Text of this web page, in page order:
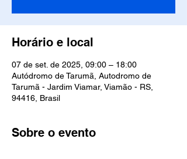
Horário e local
07 de set. de 2025, 09:00 – 18:00
Autódromo de Tarumã, Autodromo de
Tarumã - Jardim Viamar, Viamão - RS,
94416, Brasil
Sobre o evento